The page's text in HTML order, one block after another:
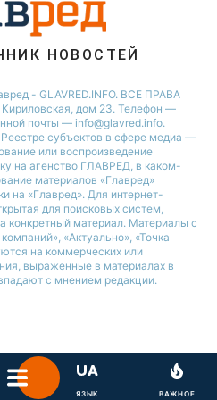
НОВОСТЕЙ
- GLAVRED.INFO. ВСЕ ПРАВА
дом 23. Телефон —
почты — info@glavred.info.
cубъектов в сфере медиа —
или воспроизведение
на агенство ГЛАВРЕД, в каком-
материалов «Главред»
на «Главред». Для интернет-
для поисковых систем,
конкретный материал. Материалы с
«Актуально», «Точка
на коммерческих или
выраженные в материалах в
с мнением редакции.
ЯЗЫК ВАЖНОЕ